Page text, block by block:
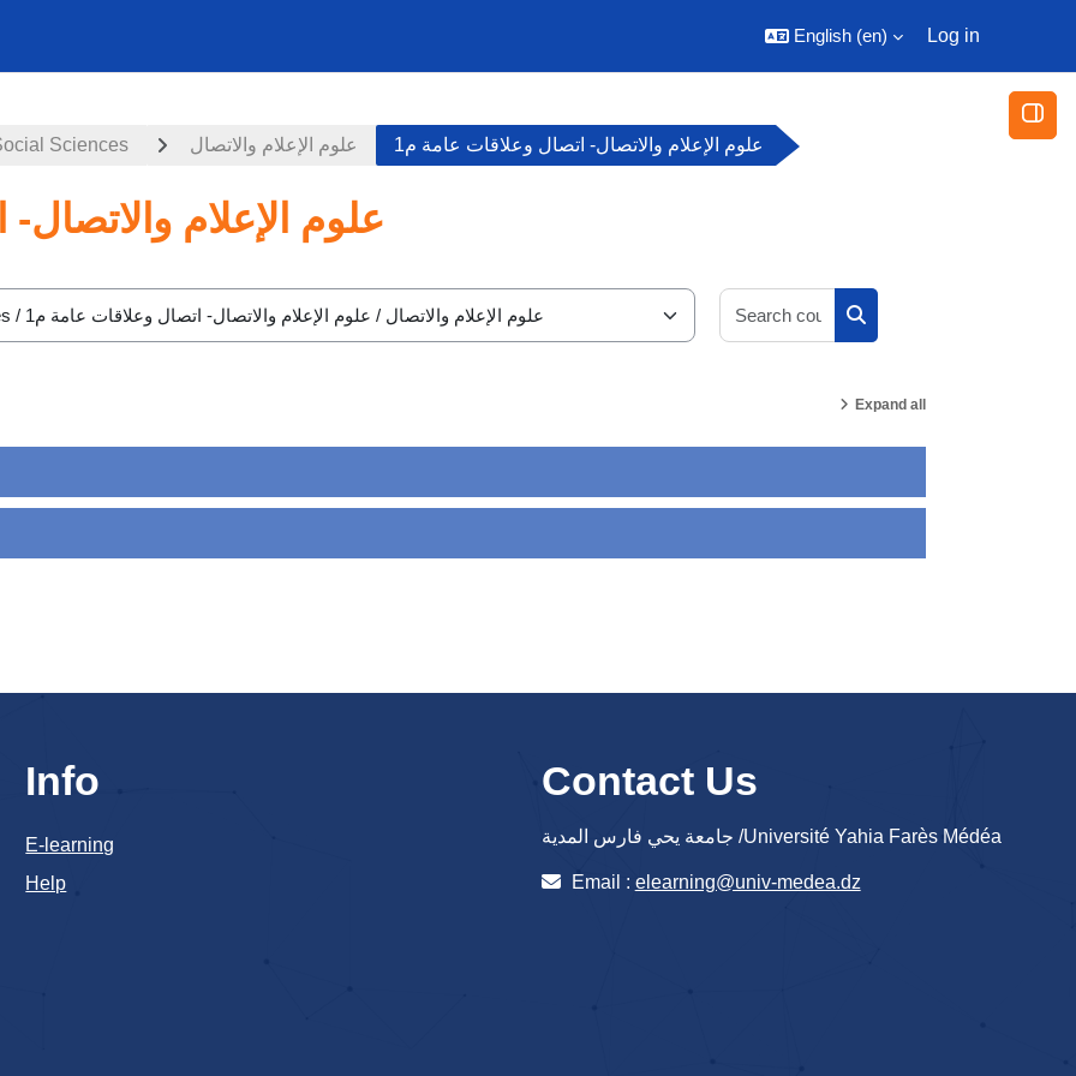
English ‎(en)‎ Log in
Sciences علوم الإعلام والاتصال علوم الإعلام والاتصال- اتصال وعلاقات عامة م1
علوم الإعلام
Search courses
Expand all
Info
E-learning
Help
Contact Us
جامعة يحي فارس المدية /Université Yahia Farès Médéa
Email : elearning@univ-medea.dz